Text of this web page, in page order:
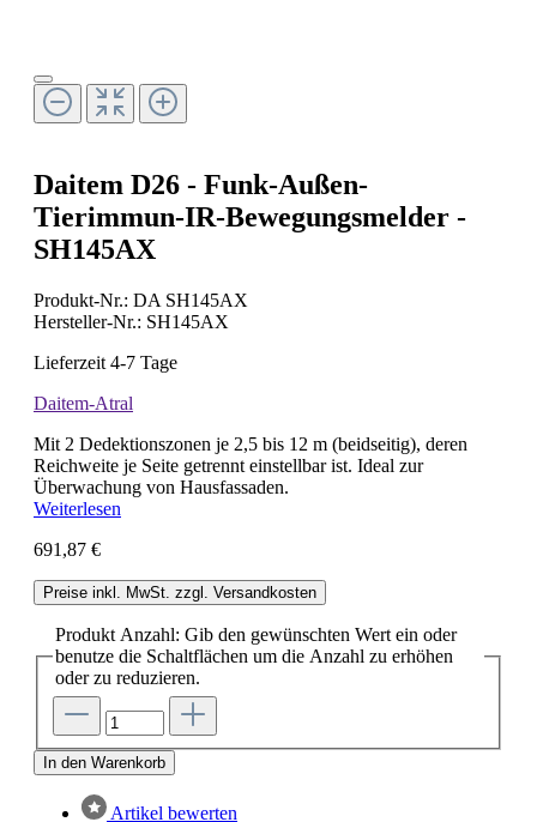
Daitem D26 - Funk-Außen-
Tierimmun-IR-Bewegungsmelder -
SH145AX
Produkt-Nr.: DA SH145AX
Hersteller-Nr.: SH145AX
Lieferzeit 4-7 Tage
Daitem-Atral
Mit 2 Dedektionszonen je 2,5 bis 12 m (beidseitig), deren
Reichweite je Seite getrennt einstellbar ist. Ideal zur
Überwachung von Hausfassaden.
Weiterlesen
691,87 €
Preise inkl. MwSt. zzgl. Versandkosten
Produkt Anzahl: Gib den gewünschten Wert ein oder
benutze die Schaltflächen um die Anzahl zu erhöhen
oder zu reduzieren.
In den Warenkorb
Artikel bewerten